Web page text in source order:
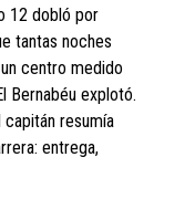
12 dobló por
tantas noches
centro medido
Bernabéu explotó.
resumía
entrega,